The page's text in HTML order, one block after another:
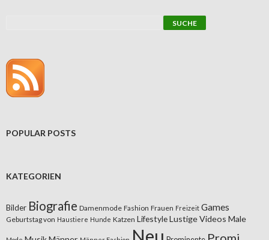
POPULAR POSTS
KATEGORIEN
Bilder Biografie Damenmode Fashion Frauen Freizeit Games
Geburtstag von Haustiere Hunde Katzen LifestyleLustige Videos Male
Neu